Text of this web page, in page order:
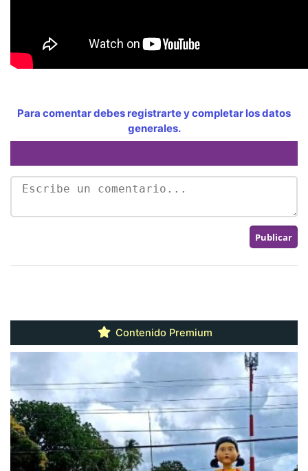
Para comentar debes registrarte y completar los datos
generales.
Contenido Premium